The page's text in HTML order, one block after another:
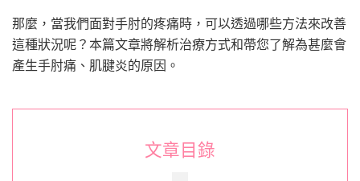
那麼，當我們面對手肘的疼痛時，可以透過哪些方法來改善
這種狀況呢？本篇文章將解析治療方式和帶您了解為甚麼會
產生手肘痛、肌腱炎的原因。
文章目錄